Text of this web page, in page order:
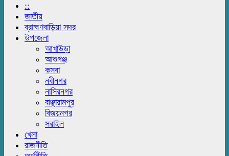
::
জাতীয়
ব্রাহ্মণবাড়িয়া সদর
উপজেলা
আখাউড়া
আশুগঞ্জ
কসবা
নবীনগর
নাসিরনগর
বাঞ্ছারামপুর
বিজয়নগর
সরাইল
খেলা
রাজনীতি